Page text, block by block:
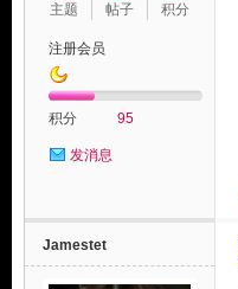
主题
帖子
积分
注册会员
积分 95
发消息
Jamestet